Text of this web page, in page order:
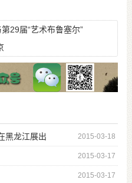
29届“艺术布鲁塞尔”
2015-03-18
黑龙江展出
2015-03-17
2015-03-17